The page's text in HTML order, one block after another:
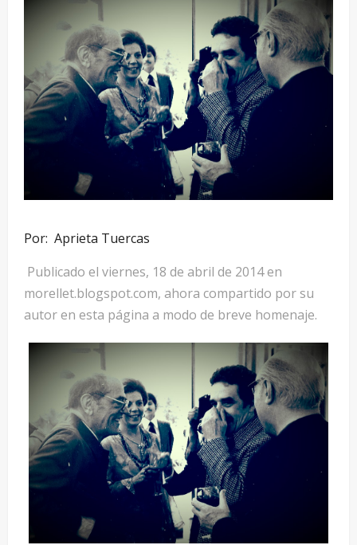
Por: Aprieta Tuercas
Publicado el viernes, 18 de abril de 2014 en
morellet.blogspot.com, ahora compartido por su
autor en esta página a modo de breve homenaje.